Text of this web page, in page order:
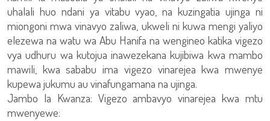
uhalali huo ndani ya vitabu vyao, na kuzingatia ujinga ni
miongoni mwa vinavyo zaliwa, ukweli ni kuwa mengi yaliyo
elezewa na watu wa Abu Hanifa na wengineo katika vigezo
vya udhuru wa kutojua inawezekana kujibiwa kwa mambo
mawili, kwa sababu ima vigezo vinarejea kwa mwenye
kupewa jukumu au vinafungamana na ujinga.
Jambo la Kwanza: Vigezo ambavyo vinarejea kwa mtu
mwenyewe: